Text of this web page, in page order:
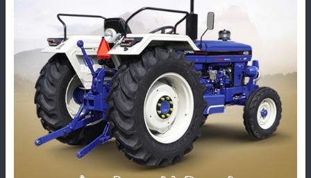
लोकप्रिय हैं। यह ब्रांड अलग-अलग खेती की परिस्थितियों के लिए कई प्रकार के
प्लाऊ प्रदान करता है।
इसके मुख्य मॉडल जैसे डिस्क हल (ट्यूबलर फ्रेम), सब-सॉइलर/चिज़ल प्लाऊ और
रिवर्सिबल एम.बी. हाइड्रोलिक प्लाऊ कठिन जमीन में भी शानदार प्रदर्शन करते हैं। ये
लंबे समय तक चलने वाले और कम मेंटेनेंस वाले उपकरण माने जाते हैं।
ट्रैक्टर प्लाऊ का चयन करते समय किसान को अपनी जमीन की प्रकार, ट्रैक्टर की
क्षमता (HP), और खेती की जरूरतों को ध्यान में रखना चाहिए। फील्डकिंग प्लाऊ बड़े
और व्यावसायिक किसानों के लिए बेहतर विकल्प है। जॉन डियर प्लाऊ उन्नत तकनीक
और भरोसेमंद परफॉर्मेंस के लिए जाना जाता है। जगतजीत प्लाऊ किफायती कीमत में